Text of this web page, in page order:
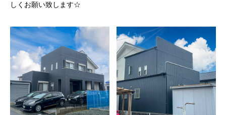
しくお願い致します☆